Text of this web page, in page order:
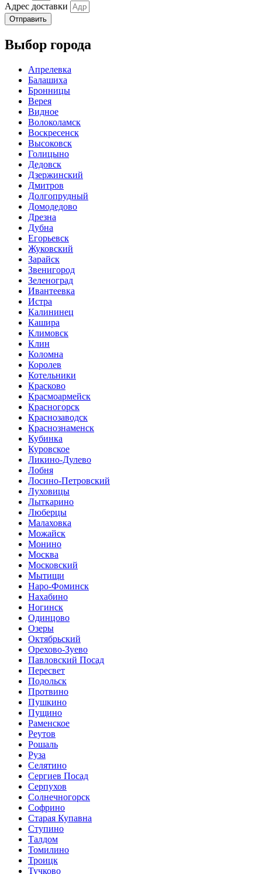
Адрес доставки
Отправить
Выбор города
Апрелевка
Балашиха
Бронницы
Верея
Видное
Волоколамск
Воскресенск
Высоковск
Голицыно
Дедовск
Дзержинский
Дмитров
Долгопрудный
Домодедово
Дрезна
Дубна
Егорьевск
Жуковский
Зарайск
Звенигород
Зеленоград
Ивантеевка
Истра
Калининец
Кашира
Климовск
Клин
Коломна
Королев
Котельники
Красково
Красмоармейск
Красногорск
Краснозаводск
Краснознаменск
Кубинка
Куровское
Ликино-Дулево
Лобня
Лосино-Петровский
Луховицы
Лыткарино
Люберцы
Малаховка
Можайск
Монино
Москва
Московский
Мытищи
Наро-Фоминск
Нахабино
Ногинск
Одинцово
Озеры
Октябрьский
Орехово-Зуево
Павловский Посад
Пересвет
Подольск
Протвино
Пушкино
Пущино
Раменское
Реутов
Рошаль
Руза
Селятино
Сергиев Посад
Серпухов
Солнечногорск
Софрино
Старая Купавна
Ступино
Талдом
Томилино
Троицк
Тучково